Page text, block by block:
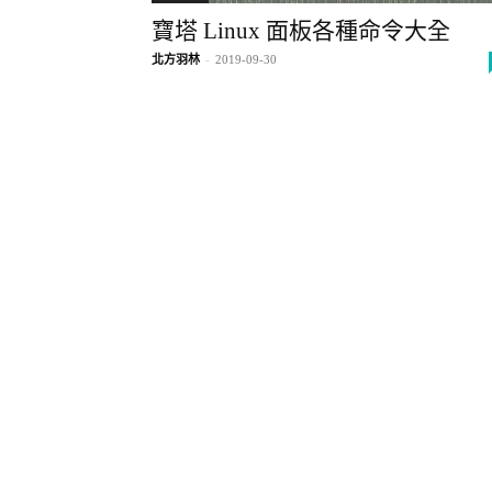
寶塔 Linux 面板各種命令大全
北方羽林 - 2019-09-30